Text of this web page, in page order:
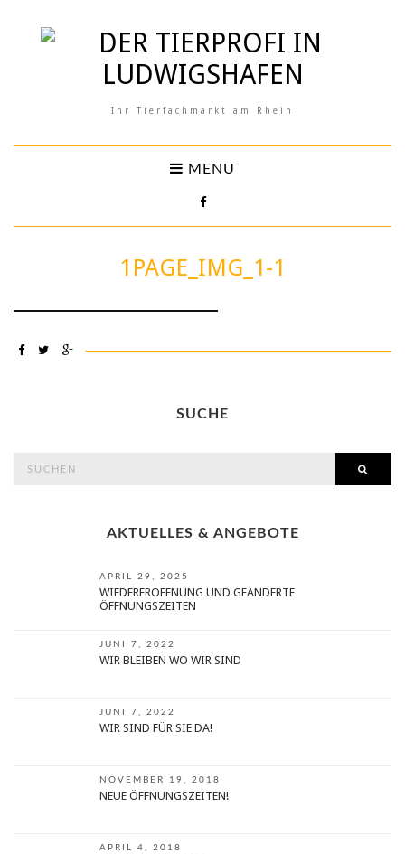
Ihr Tierfachmarkt am Rhein
MENU
1PAGE_IMG_1-1
SUCHE
AKTUELLES & ANGEBOTE
APRIL 29, 2025
WIEDERERÖFFNUNG UND GEÄNDERTE
ÖFFNUNGSZEITEN
JUNI 7, 2022
WIR BLEIBEN WO WIR SIND
JUNI 7, 2022
WIR SIND FÜR SIE DA!
NOVEMBER 19, 2018
NEUE ÖFFNUNGSZEITEN!
APRIL 4, 2018